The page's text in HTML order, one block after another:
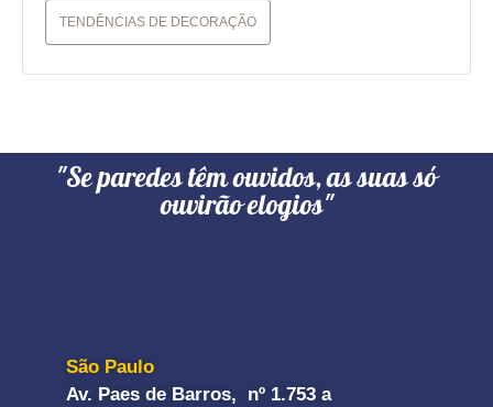
TENDÊNCIAS DE DECORAÇÃO
"Se paredes têm ouvidos, as suas só
ouvirão elogios"
São Paulo
Av. Paes de Barros, nº 1.753 a